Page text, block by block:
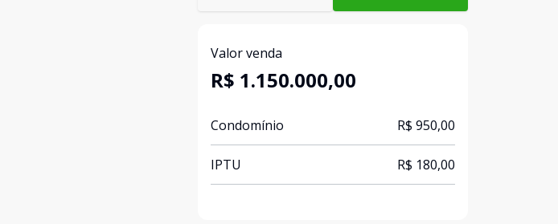
Valor venda
R$ 1.150.000,00
Condomínio R$ 950,00
IPTU R$ 180,00